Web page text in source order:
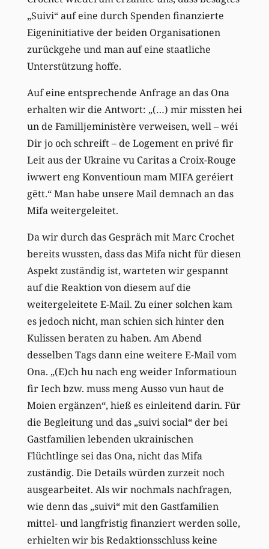
„Suivi“ auf eine durch Spenden finanzierte
Eigeninitiative der beiden Organisationen
zurückgehe und man auf eine staatliche
Unterstützung hoffe.
Auf eine entsprechende Anfrage an das Ona
erhalten wir die Antwort: „(…) mir missten hei
un de Familljeministère verweisen, well – wéi
Dir jo och schreift – de Logement en privé fir
Leit aus der Ukraine vu Caritas a Croix-Rouge
iwwert eng Konventioun mam MIFA geréiert
gëtt.“ Man habe unsere Mail demnach an das
Mifa weitergeleitet.
Da wir durch das Gespräch mit Marc Crochet
bereits wussten, dass das Mifa nicht für diesen
Aspekt zuständig ist, warteten wir gespannt
auf die Reaktion von diesem auf die
weitergeleitete E-Mail. Zu einer solchen kam
es jedoch nicht, man schien sich hinter den
Kulissen beraten zu haben. Am Abend
desselben Tags dann eine weitere E-Mail vom
Ona. „(E)ch hu nach eng weider Informatioun
fir Iech bzw. muss meng Ausso vun haut de
Moien ergänzen“, hieß es einleitend darin. Für
die Begleitung und das „suivi social“ der bei
Gastfamilien lebenden ukrainischen
Flüchtlinge sei das Ona, nicht das Mifa
zuständig. Die Details würden zurzeit noch
ausgearbeitet. Als wir nochmals nachfragen,
wie denn das „suivi“ mit den Gastfamilien
mittel- und langfristig finanziert werden solle,
erhielten wir bis Redaktionsschluss keine